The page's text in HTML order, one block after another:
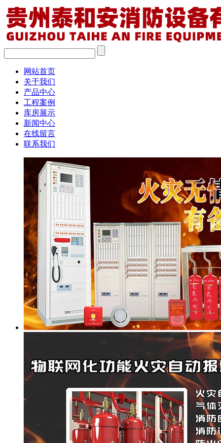
网站首页
关于我们
产品中心
工程案例
库房展示
新闻中心
在线留言
联系我们